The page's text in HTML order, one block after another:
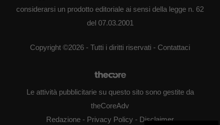
considerarsi un prodotto editoriale ai sensi della legge n. 62
del 07.03.2001
Copyright ©2026 - Tutti i diritti riservati - Contattaci
Le attività pubblicitarie su questo sito sono gestite da
theCoreAdv
Redazione - Privacy Policy - Disclaimer